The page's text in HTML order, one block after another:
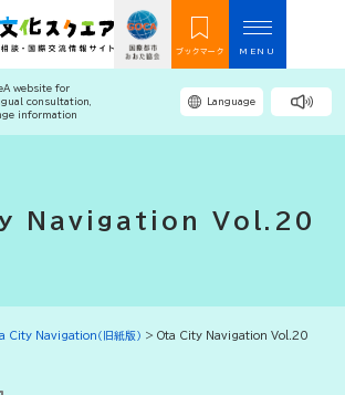
ブックマーク MENU
A website for
consultation,
information
Language
Navigation Vol.20
City Navigation（旧紙版） > Ota City Navigation Vol.20